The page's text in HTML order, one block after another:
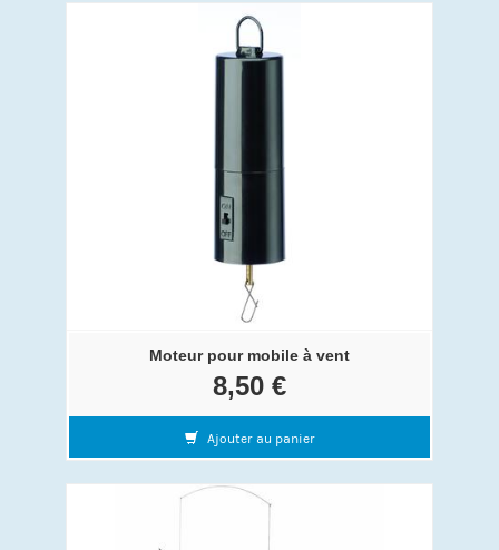
Moteur pour mobile à vent
8,50 €
Ajouter au panier